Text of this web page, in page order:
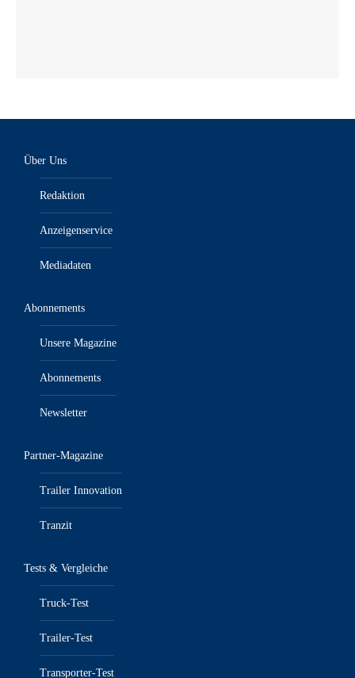
Über Uns
Redaktion
Anzeigenservice
Mediadaten
Abonnements
Unsere Magazine
Abonnements
Newsletter
Partner-Magazine
Trailer Innovation
Tranzit
Tests & Vergleiche
Truck-Test
Trailer-Test
Transporter-Test